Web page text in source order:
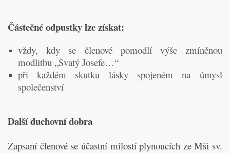
Částečné odpustky lze získat:
vždy, kdy se členové pomodlí výše zmíněnou
modlitbu „Svatý Josefe…“
při každém skutku lásky spojeném na úmysl
společenství
Další duchovní dobra
Zapsaní členové se účastní milostí plynoucích ze Mši sv.